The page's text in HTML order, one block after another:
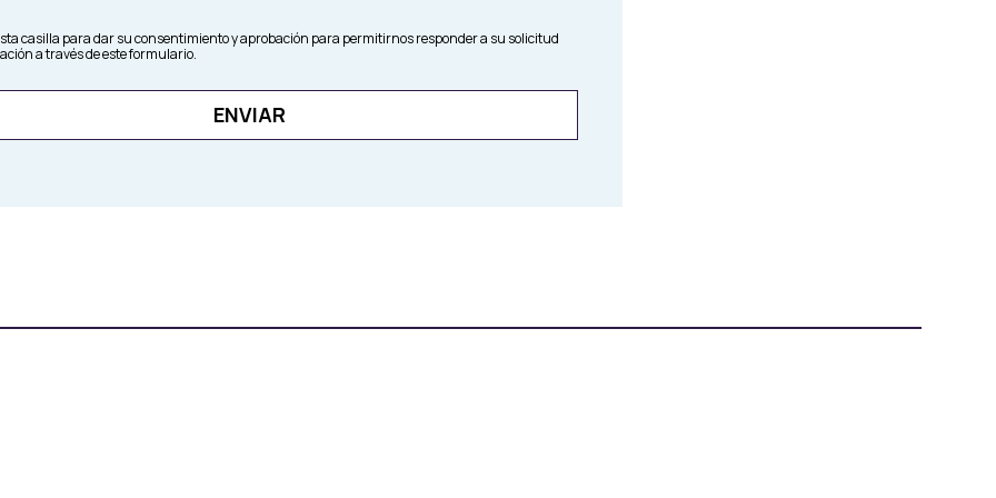
casilla para dar su consentimiento y aprobación para permitirnos responder a su solicitud
a través de este formulario.
ENVIAR